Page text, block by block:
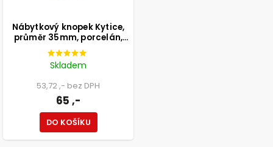
Nábytkový knopek Kytice,
průměr 35mm, porcelán,
bílý
Skladem
53,72 ,- bez DPH
65 ,-
DO KOŠÍKU